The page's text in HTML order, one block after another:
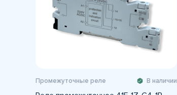
Промежуточные реле В наличии